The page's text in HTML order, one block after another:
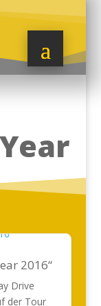
2016“
Drive
der Tour